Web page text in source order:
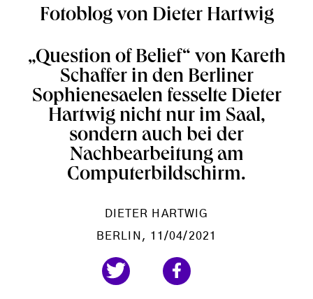
Fotoblog von Dieter Hartwig
„Question of Belief“ von Kareth
Schaffer in den Berliner
Sophienesaelen fesselte Dieter
Hartwig nicht nur im Saal,
sondern auch bei der
Nachbearbeitung am
Computerbildschirm.
DIETER HARTWIG
BERLIN , 11/04/2021